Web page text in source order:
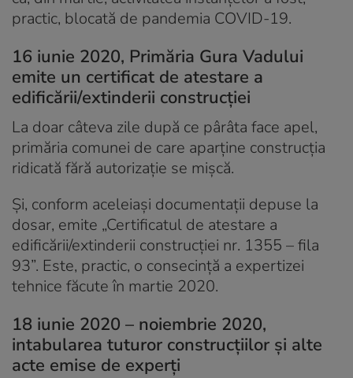
practic, blocată de pandemia COVID-19.
16 iunie 2020, Primăria Gura Vadului
emite un certificat de atestare a
edificării/extinderii construcției
La doar câteva zile după ce pârâta face apel,
primăria comunei de care aparține construcția
ridicată fără autorizație se mișcă.
Și, conform aceleiași documentații depuse la
dosar, emite „Certificatul de atestare a
edificării/extinderii construcţiei nr. 1355 – fila
93”. Este, practic, o consecință a expertizei
tehnice făcute în martie 2020.
18 iunie 2020 – noiembrie 2020,
intabularea tuturor construcțiilor și alte
acte emise de experți